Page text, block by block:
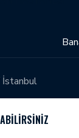
İstanbul